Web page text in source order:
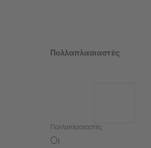
Πολλαπλασιαστές
Πολλαπλασιαστές
Οι